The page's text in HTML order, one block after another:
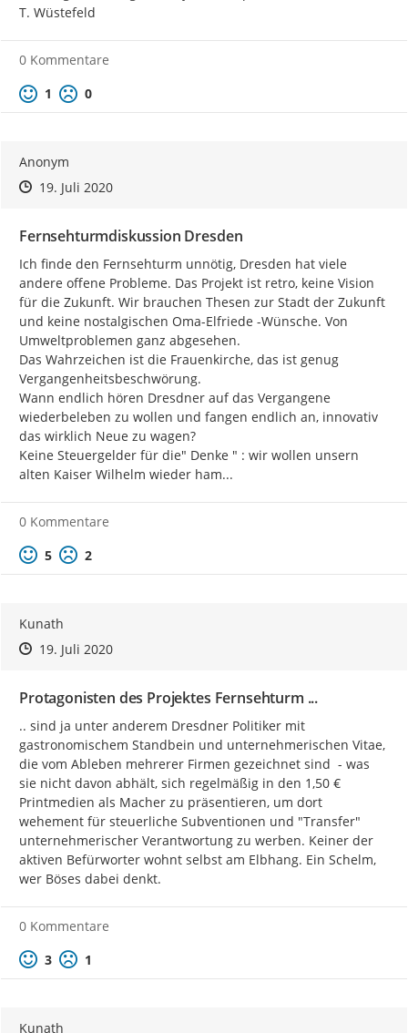
T. Wüstefeld
0 Kommentare
Positive Bewertung
1 Negative Bewertung
0
Anonym
Zeitpunkt des Erstellens
Zeitpunkt des Erstellens
19. Juli 2020Zur Äußerung
Fernsehturmdiskussion Dresden
Ich finde den Fernsehturm unnötig, Dresden hat viele
andere offene Probleme. Das Projekt ist retro, keine Vision
für die Zukunft. Wir brauchen Thesen zur Stadt der Zukunft
und keine nostalgischen Oma-Elfriede -Wünsche. Von
Umweltproblemen ganz abgesehen.
Das Wahrzeichen ist die Frauenkirche, das ist genug
Vergangenheitsbeschwörung.
Wann endlich hören Dresdner auf das Vergangene
wiederbeleben zu wollen und fangen endlich an, innovativ
das wirklich Neue zu wagen?
Keine Steuergelder für die" Denke " : wir wollen unsern
alten Kaiser Wilhelm wieder ham...
0 Kommentare
Positive Bewertung
5 Negative Bewertung
2
Kunath
Zeitpunkt des Erstellens
Zeitpunkt des Erstellens
19. Juli 2020Zur Äußerung
Protagonisten des Projektes Fernsehturm ...
.. sind ja unter anderem Dresdner Politiker mit
gastronomischem Standbein und unternehmerischen Vitae,
die vom Ableben mehrerer Firmen gezeichnet sind  - was
sie nicht davon abhält, sich regelmäßig in den 1,50 €
Printmedien als Macher zu präsentieren, um dort
wehement für steuerliche Subventionen und "Transfer"
unternehmerischer Verantwortung zu werben. Keiner der
aktiven Befürworter wohnt selbst am Elbhang. Ein Schelm,
wer Böses dabei denkt.
0 Kommentare
Positive Bewertung
3 Negative Bewertung
1
Kunath